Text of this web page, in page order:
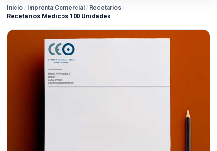
Inicio / Imprenta Comercial / Recetarios /
Recetarios Médicos 100 Unidades